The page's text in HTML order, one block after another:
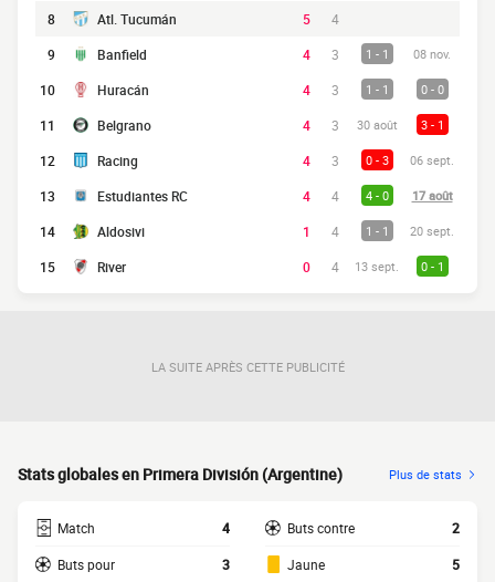
8 Atl. Tucumán 5
4
9
Banfield 4 3 1 - 1 08 nov.
10 Huracán 4 3 1 - 1 0 - 0
11 Belgrano 4 3 30 août 3 - 1
12 Racing 4 3 0 - 3 06 sept.
13 Estudiantes RC 4 4 4 - 0 17 août
14 Aldosivi 1 4 1 - 1 20 sept.
15 River 0 4 13 sept. 0 - 1
LA SUITE APRÈS CETTE PUBLICITÉ
Stats globales en Primera División (Argentine) Plus de stats
Match 4
Buts pour 3
Buts contre 2
Jaune 5